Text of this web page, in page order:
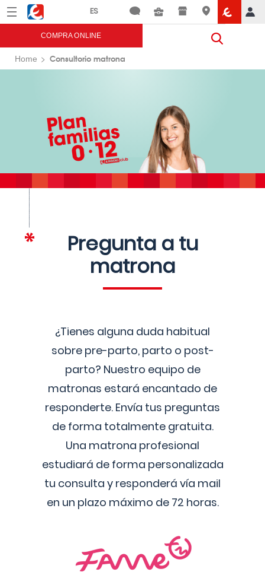
Menú Eroski
COMPRA ONLINE
Home Consultorio matrona
Pregunta a tu
matrona
¿Tienes alguna duda habitual
sobre pre-parto, parto o post-
parto? Nuestro equipo de
matronas estará encantado de
responderte. Envía tus preguntas
de forma totalmente gratuita.
Una matrona profesional
estudiará de forma personalizada
tu consulta y responderá vía mail
en un plazo máximo de 72 horas.